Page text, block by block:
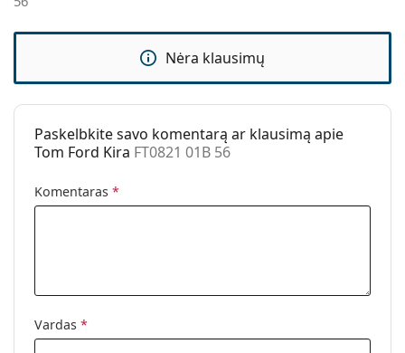
Lytis:
Moterims
Akiniai nuo saulės
Naudojimas:
Madingi
Kodas:
FT0821 01B 56
Nėra klausimų
Paskelbkite savo komentarą ar klausimą apie
Tom Ford Kira FT0821 01B 56
Komentaras *
Vardas *